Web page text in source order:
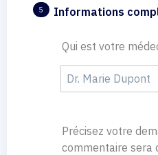
5 Informations
Qui est votre
Précisez votre
commentaire sera